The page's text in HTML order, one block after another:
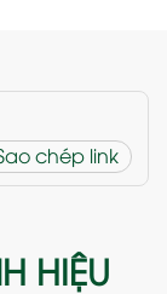
chép link
HIỆU